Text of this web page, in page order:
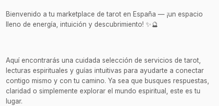
Bienvenido a tu marketplace de tarot en España — ¡un espacio
lleno de energía, intuición y descubrimiento! ✨🔮
Aquí encontrarás una cuidada selección de servicios de tarot,
lecturas espirituales y guías intuitivas para ayudarte a conectar
contigo mismo y con tu camino. Ya sea que busques respuestas,
claridad o simplemente explorar el mundo espiritual, este es tu
lugar.